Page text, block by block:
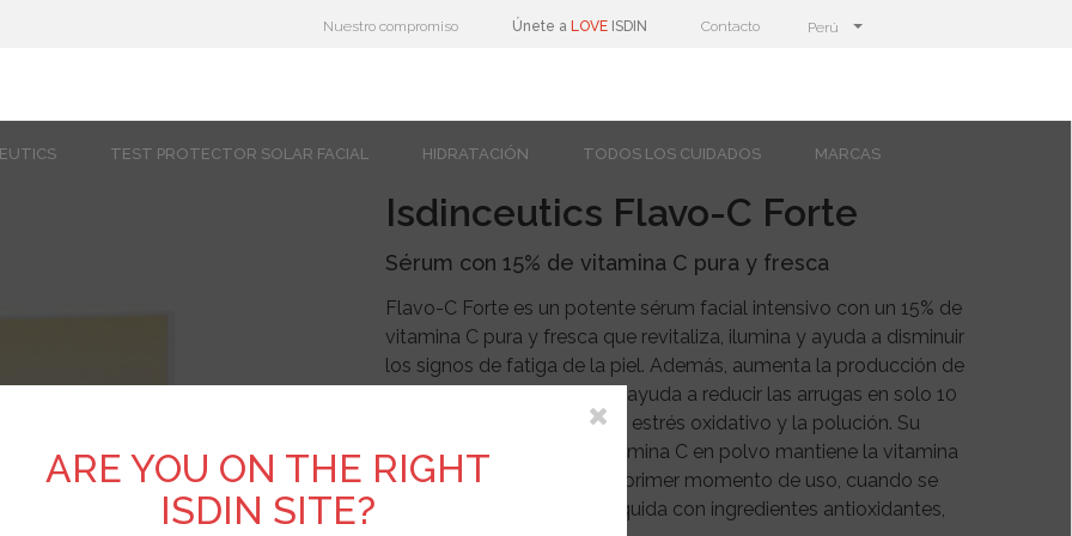
Nuestro compromiso Únete a LOVE ISDIN Contacto Perú
TEST PROTECTOR SOLAR FACIAL HIDRATACIÓN TODOS LOS CUIDADOS MARCAS
Isdinceutics Flavo-C Forte
Sérum con 15% de vitamina C pura y fresca
Flavo-C Forte es un potente sérum facial intensivo con un 15% de
vitamina C pura y fresca que revitaliza, ilumina y ayuda a disminuir
los signos de fatiga de la piel. Además, aumenta la producción de
colágeno, aporta firmeza y ayuda a reducir las arrugas en solo 10
días, protegiendo la piel del estrés oxidativo y la polución. Su
innovador formato con vitamina C en polvo mantiene la vitamina
C fresca y estable hasta el primer momento de uso, cuando se
mezcla con una solución líquida con ingredientes antioxidantes,
ARE YOU ON THE RIGHT
ISDIN SITE?